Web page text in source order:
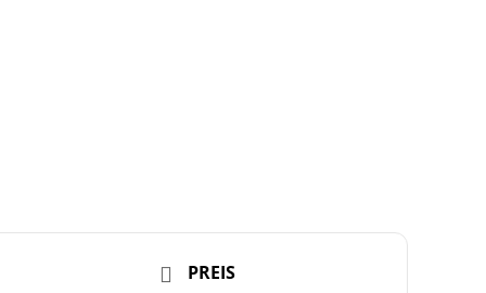
PREIS